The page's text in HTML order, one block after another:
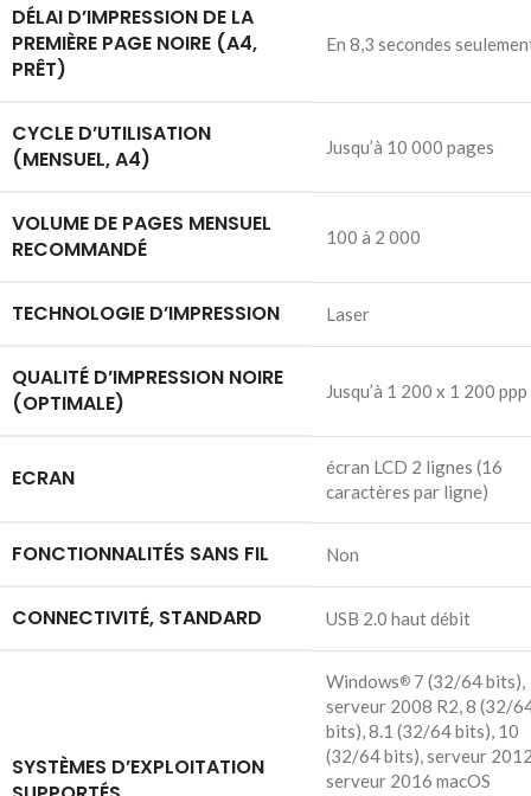
DÉLAI D’IMPRESSION DE LA
PREMIÈRE PAGE NOIRE (A4,
PRÊT)
En 8,3 secondes
CYCLE D’UTILISATION
(MENSUEL, A4)
Jusqu’à 10 000 pages
VOLUME DE PAGES MENSUEL
RECOMMANDÉ
100 à 2 000
TECHNOLOGIE D’IMPRESSION Laser
QUALITÉ D’IMPRESSION NOIRE
(OPTIMALE)
Jusqu’à 1 200 x 1 200 ppp
ECRAN
écran LCD 2 lignes (16
caractères par ligne)
FONCTIONNALITÉS SANS FIL Non
CONNECTIVITÉ, STANDARD USB 2.0 haut débit
SYSTÈMES D’EXPLOITATION
Windows® 7 (32/64 bits),
serveur 2008 R2, 8 (32/
bits), 8.1 (32/64 bits), 10
(32/64 bits), serveur
serveur 2016 macOS